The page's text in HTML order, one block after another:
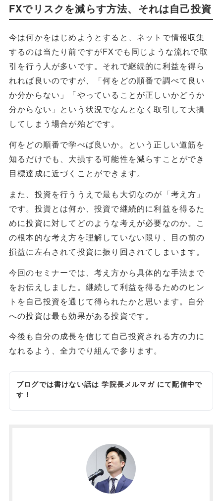
FXでリスクを減らす方法、それは自己投資
今は何かをはじめようとすると、ネットで情報収集
するのは当たり前ですがFXでも同じような流れで取
引を行う人が多いです。それで継続的に利益を得ら
れれば良いのですが、「何をどの順番で調べて良い
か分からない」「やっていることが正しいかどうか
分からない」という状況でなんとなく取引して大損
してしまう場合が殆どです。
何をどの順番で学べば良いか。という正しい道筋を
知るだけでも、大損する可能性を減らすことができ
目標達成に近づくことができます。
また、投資を行ううえで最も大切なのが「考え方」
です。投資とは何か、投資で継続的に利益を得るた
めに投資に対してどのような考えが必要なのか。こ
の根本的な考え方を理解していない限り、目の前の
損益に左右されて投資に振り回されてしまいます。
今回のセミナーでは、考え方から具体的な手法まで
をお伝えしました。継続して利益を得るためのヒン
トを自己投資を通じて得られたかと思います。自分
への投資は最も効果がある投資です。
今後も自分の成長を信じて自己投資される方の力に
なれるよう、全力でり組んで参ります。
ブログでは書けない話は学院長メルマガにて配信中で
す！